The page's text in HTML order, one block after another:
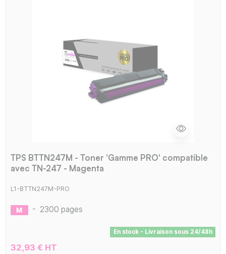
TPS BTTN247M - Toner 'Gamme PRO' compatible
avec TN-247 - Magenta
L1-BTTN247M-PRO
- 2300 pages
En stock - Livraison sous 24/48h
32,93 € HT